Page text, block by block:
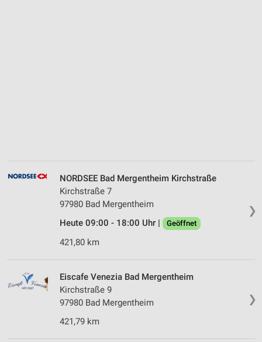
❯
NORDSEE Bad Mergentheim Kirchstraße
Kirchstraße 7
97980 Bad Mergentheim
Heute 09:00 - 18:00 Uhr |
Geöffnet
421,80 km
❯
Eiscafe Venezia Bad Mergentheim
Kirchstraße 9
97980 Bad Mergentheim
421,79 km